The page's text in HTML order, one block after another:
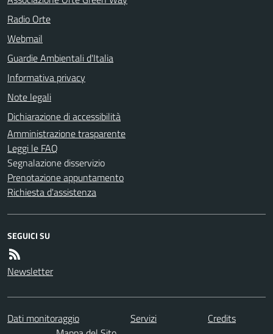
Radio Orte
Webmail
Guardie Ambientali d'Italia
Informativa privacy
Note legali
Dichiarazione di accessibilità
Amministrazione trasparente
Leggi le FAQ
Segnalazione disservizio
Prenotazione appuntamento
Richiesta d'assistenza
SEGUICI SU
Newsletter
Dati monitoraggio Servizi
Credits